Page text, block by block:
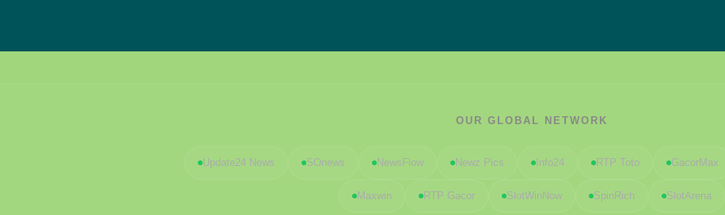
OUR GLOBAL NETWORK
Update24 News SOnews NewsFlow Newz Pics Info24 RTP Toto GacorMax
Maxwin RTP Gacor SlotWinNow SpinRich SlotArena